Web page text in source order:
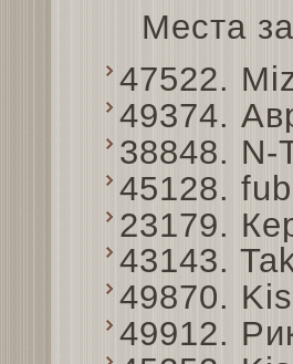
Места
47522.
49374.
38848.
45128.
23179.
43143.
49870.
49912.